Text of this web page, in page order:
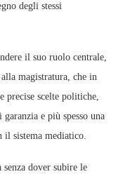
degli stessi
il suo ruolo centrale,
magistratura, che in
precise scelte politiche,
e più spesso una
il sistema mediatico.
dover subire le